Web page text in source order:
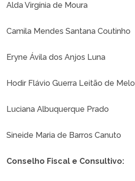
Alda Virgínia de Moura
Camila Mendes Santana Coutinho
Eryne Ávila dos Anjos Luna
Hodir Flávio Guerra Leitão de Melo
Luciana Albuquerque Prado
Sineide Maria de Barros Canuto
Conselho Fiscal e Consultivo: